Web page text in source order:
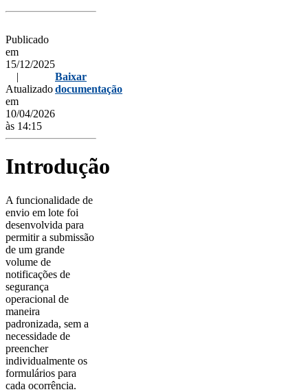
Publicado
em
15/12/2025
|
Atualizado
em
10/04/2026
às 14:15
Baixar
documentação
Introdução
A funcionalidade de
envio em lote foi
desenvolvida para
permitir a submissão
de um grande
volume de
notificações de
segurança
operacional de
maneira
padronizada, sem a
necessidade de
preencher
individualmente os
formulários para
cada ocorrência.